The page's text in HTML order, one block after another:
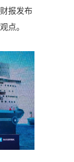
报发布
点。